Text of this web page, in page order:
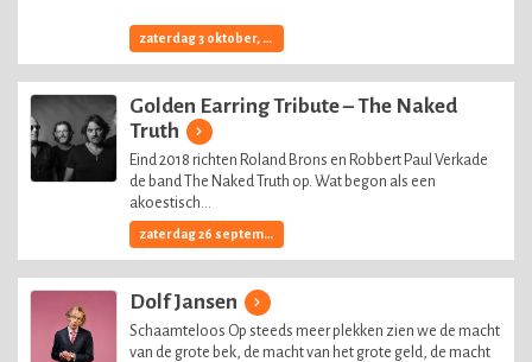
zaterdag 3 oktober, 2026
Golden Earring Tribute – The Naked
Truth
Eind 2018 richten Roland Brons en Robbert Paul Verkade
de band The Naked Truth op. Wat begon als een
akoestisch...
zaterdag 26 september, 2026
Dolf Jansen
Schaamteloos Op steeds meer plekken zien we de macht
van de grote bek, de macht van het grote geld, de macht